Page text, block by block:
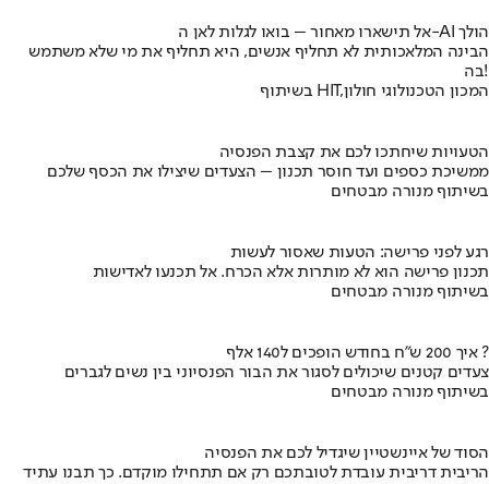
אל תישארו מאחור – בואו לגלות לאן ה-AI הולך
הבינה המלאכותית לא תחליף אנשים, היא תחליף את מי שלא משתמש
בה!
בשיתוף HIT,המכון הטכנולוגי חולון
הטעויות שיחתכו לכם את קצבת הפנסיה
ממשיכת כספים ועד חוסר תכנון – הצעדים שיצילו את הכסף שלכם
בשיתוף מנורה מבטחים
רגע לפני פרישה: הטעות שאסור לעשות
תכנון פרישה הוא לא מותרות אלא הכרח. אל תכנעו לאדישות
בשיתוף מנורה מבטחים
איך 200 ש"ח בחודש הופכים ל140 אלף ?
צעדים קטנים שיכולים לסגור את הבור הפנסיוני בין נשים לגברים
בשיתוף מנורה מבטחים
הסוד של איינשטיין שיגדיל לכם את הפנסיה
הריבית דריבית עובדת לטובתכם רק אם תתחילו מוקדם. כך תבנו עתיד